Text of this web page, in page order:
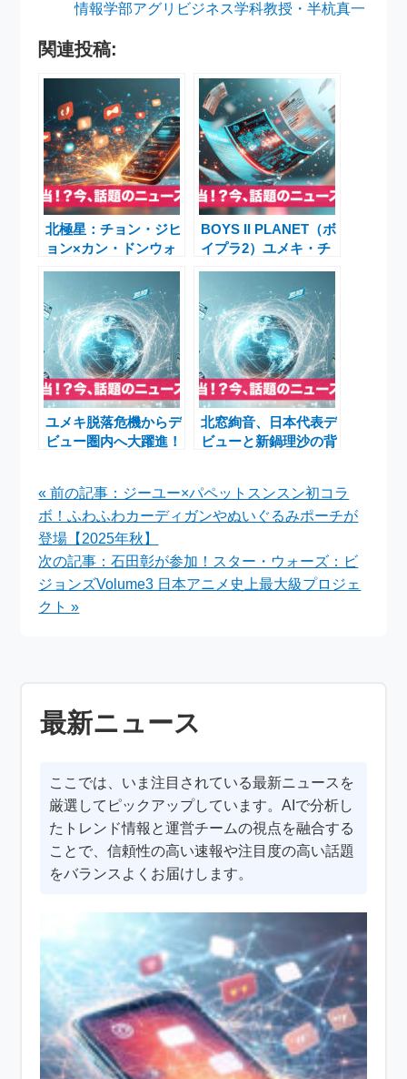
情報学部アグリビジネス学科教授・半杭真一
関連投稿:
北極星：チョン・ジヒ
ョン×カン・ドンウォ
徹底解説と最新キャン
ペーン情報
BOYS II PLANET（ボ
イプラ2）ユメキ・チ
ウォン×ジアハオ最終
章特集
ユメキ脱落危機からデ
ビュー圏内へ大躍進！
若元春の相撲
北窓絢音、日本代表デ
ビューと新鍋理沙の背
の幕開け
« 前の記事：ジーユー×パペットスンスン初コラ
ボ！ふわふわカーディガンやぬいぐるみポーチが
登場【2025年秋】
次の記事：石田彰が参加！スター・ウォーズ：ビ
ジョンズVolume3 日本アニメ史上最大級プロジェ
クト »
最新ニュース
ここでは、いま注目されている最新ニュースを
厳選してピックアップしています。AIで分析し
たトレンド情報と運営チームの視点を融合する
ことで、信頼性の高い速報や注目度の高い話題
をバランスよくお届けします。